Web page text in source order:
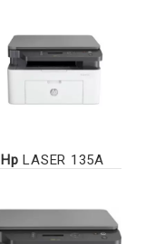
Hp LASER 135A